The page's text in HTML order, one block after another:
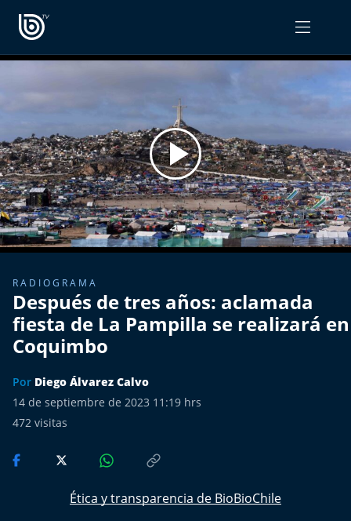
Expreso Bío Bío
Podría Ser Peor
La Entrevista de Tomás Mosciatti
Entrevistas BioBioTV
Comentarios de Tomás Mosciatti
Más de Ti Podcast
Realizadores
PODCAST RADIOGRAMA
RADIOGRAMA
Después de tres años: aclamada
fiesta de La Pampilla se realizará en
Coquimbo
Por Diego Álvarez Calvo
14 de septiembre de 2023 11:19 hrs
472 visitas
Ética y transparencia de BioBioChile